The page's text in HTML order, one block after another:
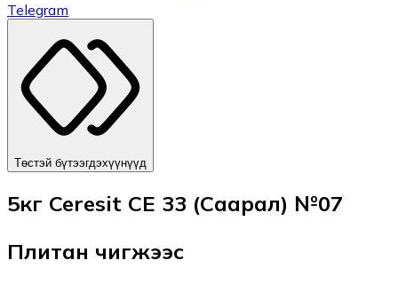
Telegram
Төстэй бүтээгдэхүүнүүд
5кг Ceresit CE 33 (Саарал) №07
Плитан чигжээс